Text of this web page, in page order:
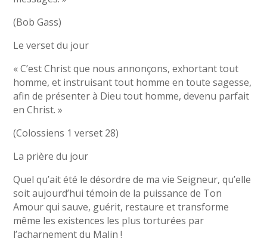
(Bob Gass)
Le verset du jour
« C’est Christ que nous annonçons, exhortant tout
homme, et instruisant tout homme en toute sagesse,
afin de présenter à Dieu tout homme, devenu parfait
en Christ. »
(Colossiens 1 verset 28)
La prière du jour
Quel qu’ait été le désordre de ma vie Seigneur, qu’elle
soit aujourd’hui témoin de la puissance de Ton
Amour qui sauve, guérit, restaure et transforme
même les existences les plus torturées par
l’acharnement du Malin !